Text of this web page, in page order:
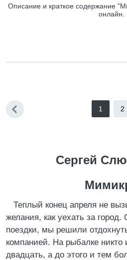
Описание и краткое содержание
онлайн.
1 2
Сергей
Теплый конец апреля не
желания, как уехать за
поездки, мы решили
компанией. На рыбалке никто
двадцать, а до этого и тем